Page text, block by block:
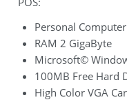
Personal
RAM 2 GigaByte
Microsoft©
100MB Free Hard
High Color VGA